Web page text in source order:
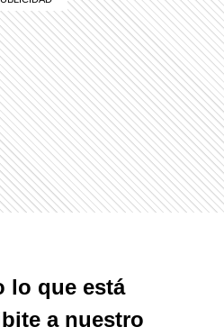
lo que está
a nuestro